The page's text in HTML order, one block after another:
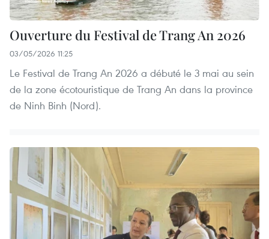
Ouverture du Festival de Trang An 2026
03/05/2026 11:25
Le Festival de Trang An 2026 a débuté le 3 mai au sein
de la zone écotouristique de Trang An dans la province
de Ninh Binh (Nord).